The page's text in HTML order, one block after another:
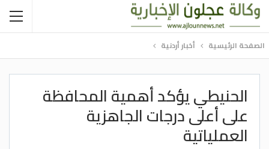
الصفحة الرئيسية أخبار أردنية
الحنيطي يؤكد أهمية المحافظة
على أعلى درجات الجاهزية
العملياتية